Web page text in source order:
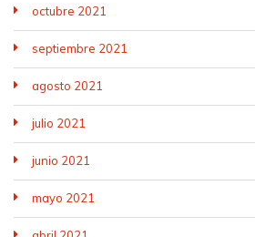
octubre 2021
septiembre 2021
agosto 2021
julio 2021
junio 2021
mayo 2021